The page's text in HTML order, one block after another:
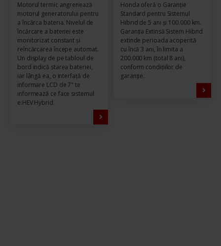
Motorul termic angrenează
motorul generatorului pentru
a încărca bateria. Nivelul de
încărcare a bateriei este
monitorizat constant și
reîncărcarea începe automat.
Un display de pe tabloul de
bord indică starea bateriei,
iar lângă ea, o interfață de
informare LCD de 7" te
informează ce face sistemul
e:HEV Hybrid.
Honda oferă o Garanție
Standard pentru Sistemul
Hibrid de 5 ani și 100.000 km.
Garanția Extinsă Sistem Hibrid
extinde perioada acoperită
cu încă 3 ani, în limita a
200.000 km (total 8 ani),
conform condițiilor de
garanție.